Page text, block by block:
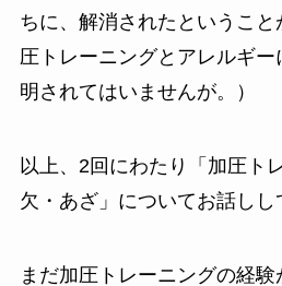
ちに、解消されたというこ
圧トレーニングとアレルギ
明されてはいませんが。）
以上、2回にわたり「加圧ト
欠・あざ」についてお話しし
まだ加圧トレーニングの経